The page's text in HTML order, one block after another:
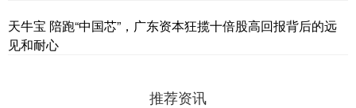
天牛宝 陪跑“中国芯”，广东资本狂揽十倍股高回报背后的远
见和耐心
推荐资讯